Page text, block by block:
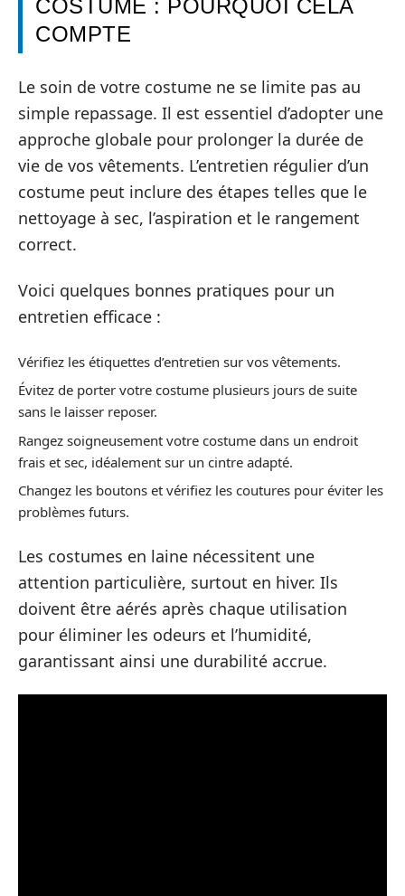
COSTUME : POURQUOI CELA
COMPTE
Le soin de votre costume ne se limite pas au
simple repassage. Il est essentiel d’adopter une
approche globale pour prolonger la durée de
vie de vos vêtements. L’entretien régulier d’un
costume peut inclure des étapes telles que le
nettoyage à sec, l’aspiration et le rangement
correct.
Voici quelques bonnes pratiques pour un
entretien efficace :
Vérifiez les étiquettes d’entretien sur vos vêtements.
Évitez de porter votre costume plusieurs jours de suite
sans le laisser reposer.
Rangez soigneusement votre costume dans un endroit
frais et sec, idéalement sur un cintre adapté.
Changez les boutons et vérifiez les coutures pour éviter les
problèmes futurs.
Les costumes en laine nécessitent une
attention particulière, surtout en hiver. Ils
doivent être aérés après chaque utilisation
pour éliminer les odeurs et l’humidité,
garantissant ainsi une durabilité accrue.